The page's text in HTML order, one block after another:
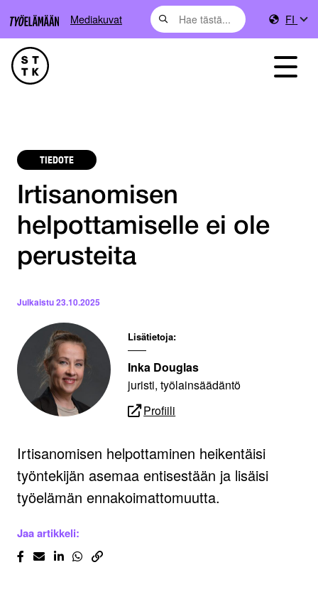
Mediakuvat FI
TIEDOTE
Irtisanomisen
helpottamiselle ei ole
perusteita
Julkaistu23.10.2025
Lisätietoja:
Inka Douglas
juristi, työlainsäädäntö
Profiili
Irtisanomisen helpottaminen heikentäisi
työntekijän asemaa entisestään ja lisäisi
työelämän ennakoimattomuutta.
Jaa artikkeli: